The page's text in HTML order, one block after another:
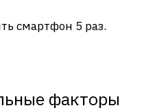
смартфон 5 раз.
факторы